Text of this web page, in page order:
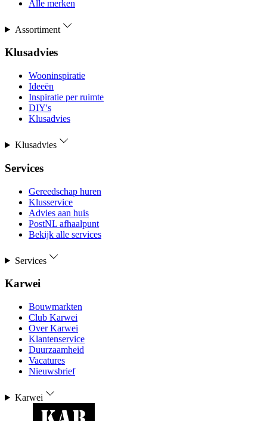
Alle merken
Assortiment
Klusadvies
Wooninspiratie
Ideeën
Inspiratie per ruimte
DIY's
Klusadvies
Klusadvies
Services
Gereedschap huren
Klusservice
Advies aan huis
PostNL afhaalpunt
Bekijk alle services
Services
Karwei
Bouwmarkten
Club Karwei
Over Karwei
Klantenservice
Duurzaamheid
Vacatures
Nieuwsbrief
Karwei